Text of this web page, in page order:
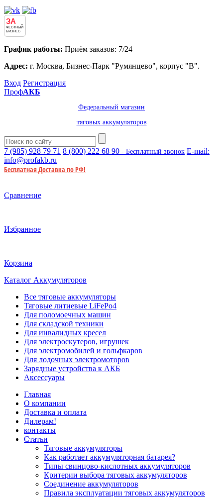
ЗА
ЧЕСТНЫЙ
БИЗНЕС
График работы: Приём заказов: 7/24
Адрес: г. Москва, Бизнес-Парк "Румянцево", корпус "В".
Вход Регистрация
ПрофАКБ
Федеральный магазин
тяговых аккумуляторов
7 (985) 928 79 71 8 (800) 222 68 90 - Бесплатный звонок E-mail:
info@profakb.ru
Бесплатная Доставка по РФ!
Сравнение
Избранное
Корзина
Каталог Аккумуляторов
Все тяговые аккумуляторы
Тяговые литиевые LiFePo4
Для поломоечных машин
Для складской техники
Для инвалидных кресел
Для электроскутеров, игрушек
Для электромобилей и гольфкаров
Для лодочных электромоторов
Зарядные устройства к АКБ
Аксессуары
Главная
О компании
Доставка и оплата
Дилерам!
контакты
Статьи
Тяговые аккумуляторы
Как работает аккумуляторная батарея?
Типы свинцово-кислотных аккумуляторов
Критерии выбора тяговых аккумуляторов
Соединение аккумуляторов
Правила эксплуатации тяговых аккумуляторов